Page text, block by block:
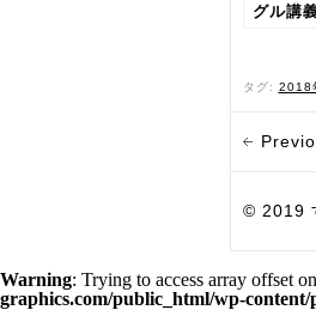
グル講
タグ: 2018
© 2019
Warning: Trying to access array offset
graphics.com/public_html/wp-